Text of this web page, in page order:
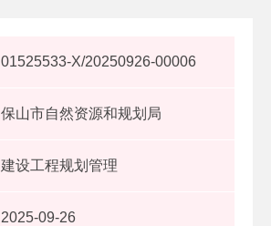
01525533-X/20250926-00006
保山市自然资源和规划局
建设工程规划管理
2025-09-26